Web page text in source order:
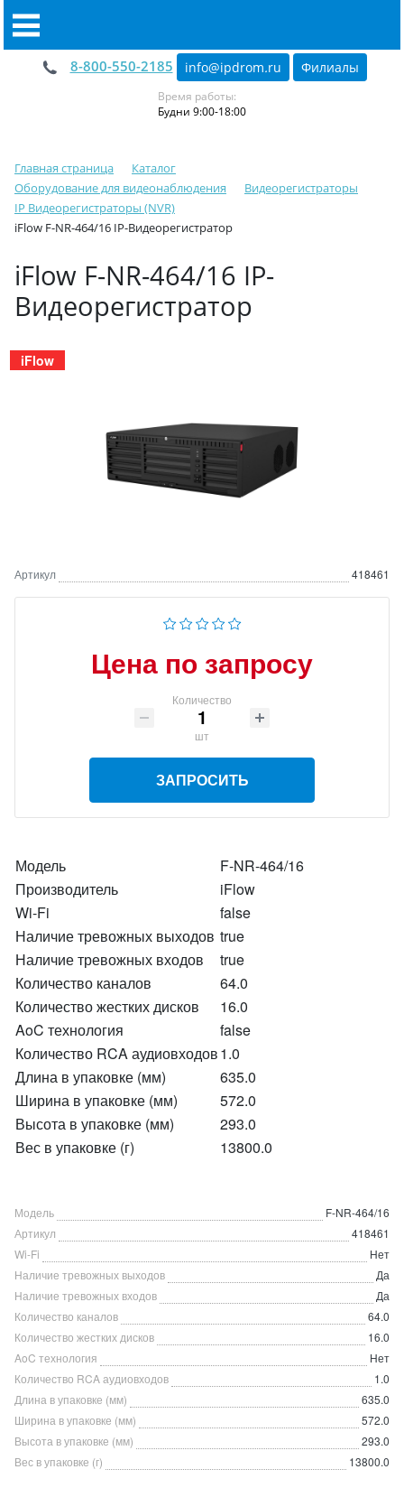
8-800-550-2185 info@ipdrom.ru Филиалы
Время работы:
Будни 9:00-18:00
Главная страница
Каталог
Оборудование для видеонаблюдения
Видеорегистраторы
IP Видеорегистраторы (NVR)
iFlow F-NR-464/16 IP-Видеорегистратор
iFlow F-NR-464/16 IP-
Видеорегистратор
iFlow
Артикул 418461
Цена по запросу
Количество
шт
ЗАПРОСИТЬ
Модель
F-NR-464/16
Производитель
iFlow
Wi-Fi
false
Наличие тревожных выходов true
Наличие тревожных входов
true
Количество каналов
64.0
Количество жестких дисков
16.0
AoC технология
false
Количество RCA аудиовходов1.0
Длина в упаковке (мм)
635.0
Ширина в упаковке (мм)
572.0
Высота в упаковке (мм)
293.0
Вес в упаковке (г)
13800.0
Модель
F-NR-464/16
Артикул
418461
Wi-Fi
Нет
Наличие тревожных выходов
Да
Наличие тревожных входов
Да
Количество каналов
64.0
Количество жестких дисков
16.0
AoC технология
Нет
Количество RCA аудиовходов
1.0
Длина в упаковке (мм)
635.0
Ширина в упаковке (мм)
572.0
Высота в упаковке (мм)
293.0
Вес в упаковке (г)
13800.0